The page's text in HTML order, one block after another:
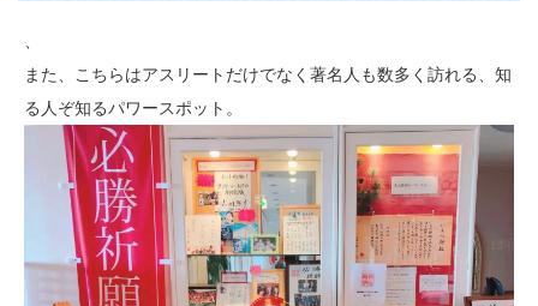
、
また、こちらはアスリートだけでなく著名人も数多く訪れる、知
る人ぞ知るパワースポット。